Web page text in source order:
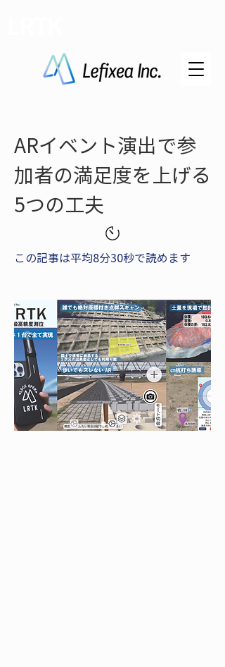
ARイベント演出で参
加者の満足度を上げる
5つの工夫
この記事は平均8分30秒で読めます